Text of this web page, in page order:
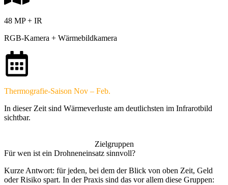
48 MP + IR
RGB-Kamera + Wärmebildkamera
Thermografie-Saison Nov – Feb.
In dieser Zeit sind Wärmeverluste am deutlichsten im Infrarotbild
sichtbar.
Zielgruppen
Für wen ist ein Drohneneinsatz sinnvoll?
Kurze Antwort: für jeden, bei dem der Blick von oben Zeit, Geld
oder Risiko spart. In der Praxis sind das vor allem diese Gruppen: